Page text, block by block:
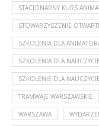
STACJONARNY KURS
STOWARZYSZENIE
SZKOLENIA DLA
SZKOLENIA DLA
SZKOLENIE DLA
TRAMWAJE WARSZAWSKIE
WARSZAWA